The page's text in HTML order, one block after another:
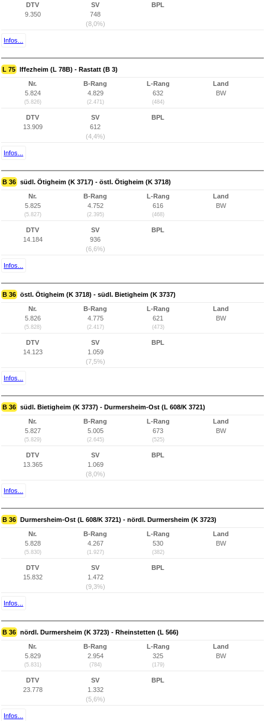
DTV
9.350
SV
748
(8,0%)
BPL
Infos...
L 75 Iffezheim (L 78B) - Rastatt (B 3)
Nr.
5.824
(5.826)
B-Rang
4.829
(2.471)
L-Rang
632
(484)
Land
BW
DTV
13.909
SV
612
(4,4%)
BPL
Infos...
B 36 südl. Ötigheim (K 3717) - östl. Ötigheim (K 3718)
Nr.
5.825
(5.827)
B-Rang
4.752
(2.395)
L-Rang
616
(468)
Land
BW
DTV
14.184
SV
936
(6,6%)
BPL
Infos...
B 36 östl. Ötigheim (K 3718) - südl. Bietigheim (K 3737)
Nr.
5.826
(5.828)
B-Rang
4.775
(2.417)
L-Rang
621
(473)
Land
BW
DTV
14.123
SV
1.059
(7,5%)
BPL
Infos...
B 36 südl. Bietigheim (K 3737) - Durmersheim-Ost (L 608/K 3721)
Nr.
5.827
(5.829)
B-Rang
5.005
(2.645)
L-Rang
673
(525)
Land
BW
DTV
13.365
SV
1.069
(8,0%)
BPL
Infos...
B 36 Durmersheim-Ost (L 608/K 3721) - nördl. Durmersheim (K 3723)
Nr.
5.828
(5.830)
B-Rang
4.267
(1.927)
L-Rang
530
(382)
Land
BW
DTV
15.832
SV
1.472
(9,3%)
BPL
Infos...
B 36 nördl. Durmersheim (K 3723) - Rheinstetten (L 566)
Nr.
5.829
(5.831)
B-Rang
2.954
(784)
L-Rang
325
(179)
Land
BW
DTV
23.778
SV
1.332
(5,6%)
BPL
Infos...